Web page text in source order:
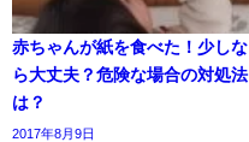
赤ちゃんが紙を食べた！少しな
ら大丈夫？危険な場合の対処法
は？
2017年8月9日